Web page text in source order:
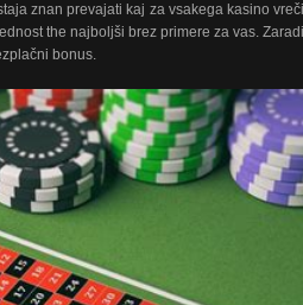
znan prevajati kaj za vsakega kasino vreči
the najboljši brez primere za vas. Zaradi
bonus.